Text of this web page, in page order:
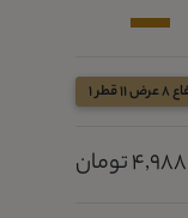
11 قطر 1
تومان